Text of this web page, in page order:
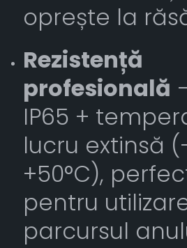
oprește la
Rezistență
profesională
IP65 +
lucru extinsă
+50°C),
pentru
parcursul